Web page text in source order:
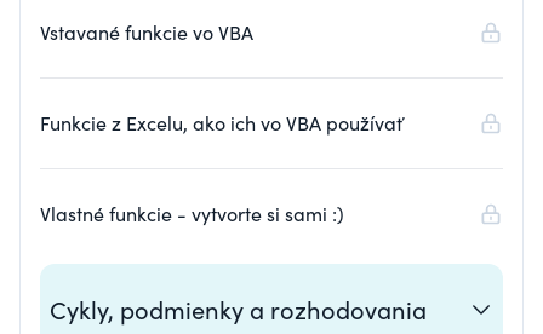
Vstavané funkcie vo VBA
Funkcie z Excelu, ako ich vo VBA používať
Vlastné funkcie - vytvorte si sami :)
Cykly, podmienky a rozhodovania